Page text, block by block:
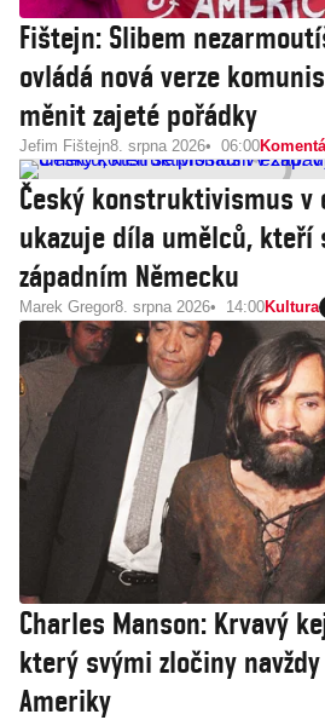
Fištejn: Slibem
ovládá nová verze
měnit zajeté pořádky
Jefim Fištejn8. srpna 2026 06:00
Český konstruktivismus v
ukazuje díla umělců, kteří
západním Německu
Marek Gregor8. srpna 2026 14:00Kultura
Charles Manson: Krvavý
který svými zločiny
Ameriky